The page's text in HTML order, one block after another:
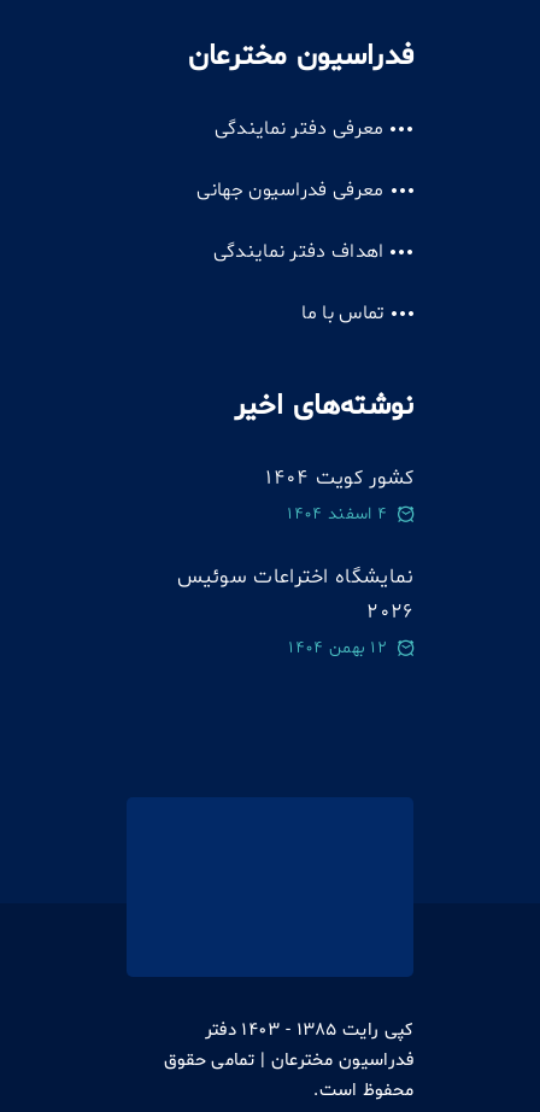
فدراسیون مخترعان
معرفی دفتر نمایندگی
معرفی فدراسیون جهانی
اهداف دفتر نمایندگی
تماس با ما
نوشته‌های اخیر
کشور کویت 1404
4 اسفند 1404
نمایشگاه اختراعات سوئيس
2026
12 بهمن 1404
کپی رایت 1385 - 1403 دفتر
فدراسیون مخترعان | تمامی حقوق
محفوظ است.